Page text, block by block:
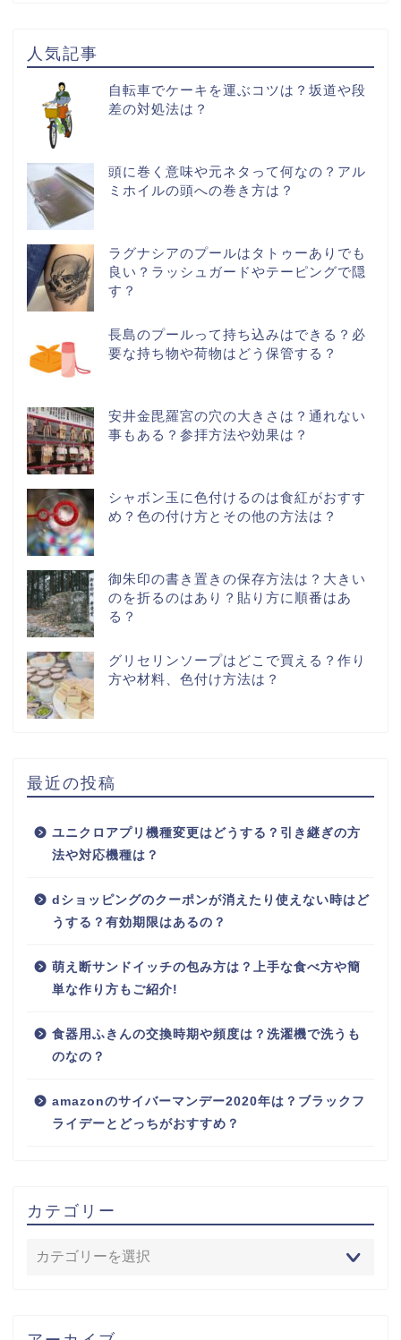
人気記事
自転車でケーキを運ぶコツは？坂道や段
差の対処法は？
頭に巻く意味や元ネタって何なの？アル
ミホイルの頭への巻き方は？
ラグナシアのプールはタトゥーありでも
良い？ラッシュガードやテーピングで隠
す？
長島のプールって持ち込みはできる？必
要な持ち物や荷物はどう保管する？
安井金毘羅宮の穴の大きさは？通れない
事もある？参拝方法や効果は？
シャボン玉に色付けるのは食紅がおすす
め？色の付け方とその他の方法は？
御朱印の書き置きの保存方法は？大きい
のを折るのはあり？貼り方に順番はあ
る？
グリセリンソープはどこで買える？作り
方や材料、色付け方法は？
最近の投稿
ユニクロアプリ機種変更はどうする？引き継ぎの方
法や対応機種は？
dショッピングのクーポンが消えたり使えない時はど
うする？有効期限はあるの？
萌え断サンドイッチの包み方は？上手な食べ方や簡
単な作り方もご紹介!
食器用ふきんの交換時期や頻度は？洗濯機で洗うも
のなの？
amazonのサイバーマンデー2020年は？ブラックフ
ライデーとどっちがおすすめ？
カテゴリー